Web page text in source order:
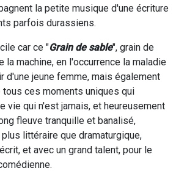
la petite musique d'une écriture
parfois durassiens.
car ce "Grain de sable", grain de
la machine, en l'occurrence la maladie
d'une jeune femme, mais également
tous ces moments uniques qui
vie qui n'est jamais, et heureusement
fleuve tranquille et banalisé,
littéraire que dramaturgique,
et avec un grand talent, pour le